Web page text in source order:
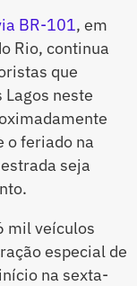
BR-101, em
Rio, continua
que
neste
o feriado na
seja
mil veículos
especial de
na sexta-